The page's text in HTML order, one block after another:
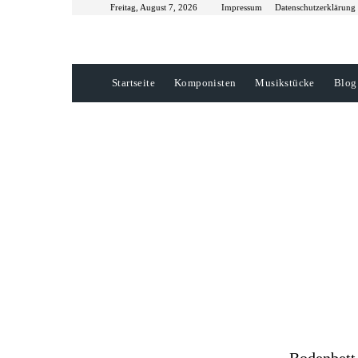
Freitag, August 7, 2026 Impressum Datenschutzerklärung
Startseite Komponisten Musikstücke Blog